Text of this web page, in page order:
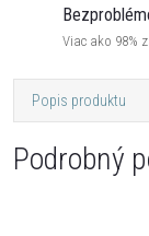
Viac ako 98%
Popis produktu
Podrobný